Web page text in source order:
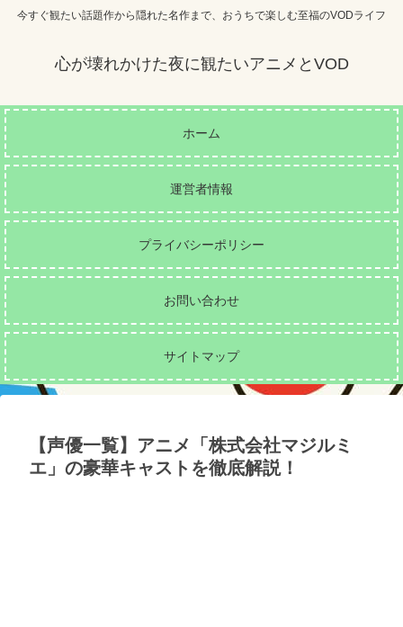
今すぐ観たい話題作から隠れた名作まで、おうちで楽しむ至福のVODライフ
心が壊れかけた夜に観たいアニメとVOD
ホーム
運営者情報
プライバシーポリシー
お問い合わせ
サイトマップ
【声優一覧】アニメ「株式会社マジルミ
エ」の豪華キャストを徹底解説！